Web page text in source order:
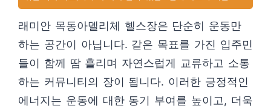
래미안 목동아델리체 헬스장은 단순히 운동만
하는 공간이 아닙니다. 같은 목표를 가진 입주민
들이 함께 땀 흘리며 자연스럽게 교류하고 소통
하는 커뮤니티의 장이 됩니다. 이러한 긍정적인
에너지는 운동에 대한 동기 부여를 높이고, 더욱